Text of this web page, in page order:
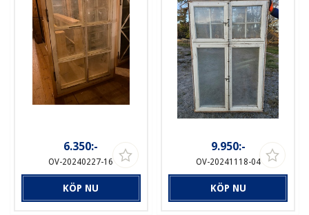
6.350:-
OV-20240227-16
KÖP NU
9.950:-
OV-20241118-04
KÖP NU